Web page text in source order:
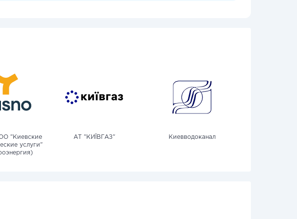
"Киевские
услуги"
АТ "КИЇВГАЗ" Киевводоканал